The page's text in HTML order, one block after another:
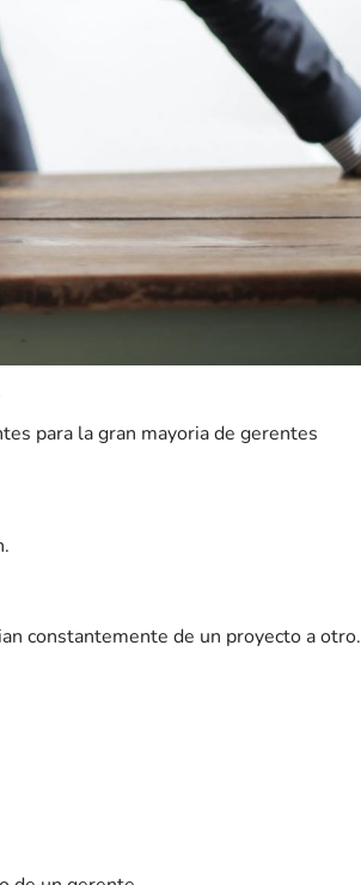
para la gran mayoria de gerentes
constantemente de un proyecto a otro.